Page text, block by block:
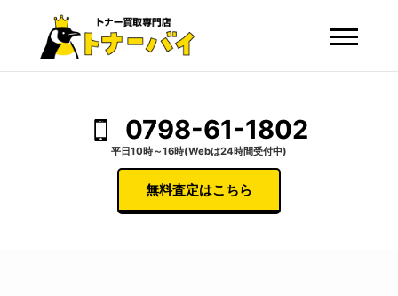
0798-61-1802
平日10時～16時(Webは24時間受付中)
無料査定はこちら